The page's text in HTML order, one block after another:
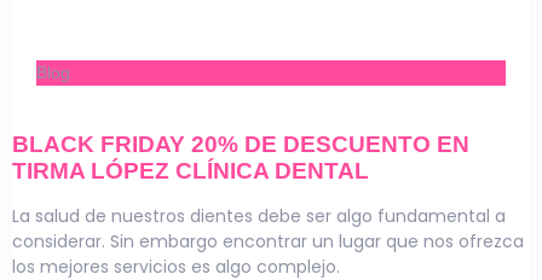
Blog
BLACK FRIDAY 20% DE DESCUENTO EN
TIRMA LÓPEZ CLÍNICA DENTAL
La salud de nuestros dientes debe ser algo fundamental a
considerar. Sin embargo encontrar un lugar que nos ofrezca
los mejores servicios es algo complejo.